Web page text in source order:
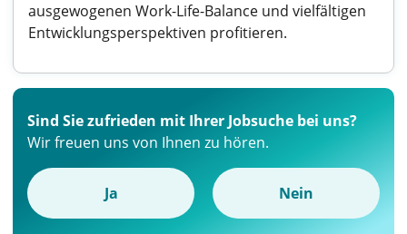
ausgewogenen Work-Life-Balance und vielfältigen
Entwicklungsperspektiven profitieren.
Sind Sie zufrieden mit Ihrer Jobsuche bei uns?
Wir freuen uns von Ihnen zu hören.
Ja Nein